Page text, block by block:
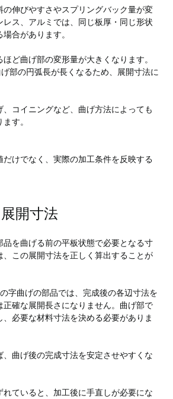
の伸びやすさやスプリングバック量が変
レス、アルミでは、同じ板厚・同じ形状
合があります。
ど曲げ部の変形量が大きくなります。
部の円弧長が長くなるため、展開寸法に
、コイニングなど、曲げ方法によっても
す。
けでなく、実際の加工条件を反映する
開寸法
品を曲げる前の平板状態で必要となる寸
、この展開寸法を正しく算出することが
字曲げの部品では、完成後の各辺寸法を
正確な展開長さになりません。曲げ部で
必要な材料寸法を決める必要がありま
、曲げ後の完成寸法を安定させやすくな
れていると、加工後に手直しが必要にな